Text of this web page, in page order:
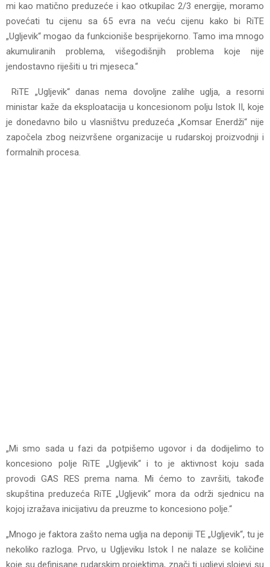
mi kao matično preduzeće i kao otkupilac 2/3 energije, moramo
povećati tu cijenu sa 65 evra na veću cijenu kako bi RiTE
„Ugljevik“ mogao da funkcioniše besprijekorno. Tamo ima mnogo
akumuliranih problema, višegodišnjih problema koje nije
jendostavno riješiti u tri mjeseca.“
RiTE „Ugljevik“ danas nema dovoljne zalihe uglja, a resorni
ministar kaže da eksploatacija u koncesionom polju Istok II, koje
je donedavno bilo u vlasništvu preduzeća „Komsar Enerdži“ nije
započela zbog neizvršene organizacije u rudarskoj proizvodnji i
formalnih procesa.
„Mi smo sada u fazi da potpišemo ugovor i da dodijelimo to
koncesiono polje RiTE „Ugljevik“ i to je aktivnost koju sada
provodi GAS RES prema nama. Mi ćemo to završiti, takođe
skupština preduzeća RiTE „Ugljevik“ mora da održi sjednicu na
kojoj izražava inicijativu da preuzme to koncesiono polje.“
„Mnogo je faktora zašto nema uglja na deponiji TE „Ugljevik“, tu je
nekoliko razloga. Prvo, u Ugljeviku Istok I ne nalaze se količine
koje su definisane rudarskim projektima, znači ti ugljevi slojevi su